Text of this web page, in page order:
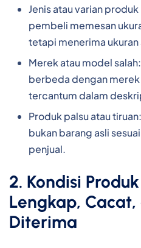
Jenis atau varian
pembeli memesan
tetapi menerima ukuran
Merek atau model
berbeda dengan
tercantum dalam
Produk palsu atau
bukan barang asli
penjual.
2. Kondisi
Lengkap,
Diterima